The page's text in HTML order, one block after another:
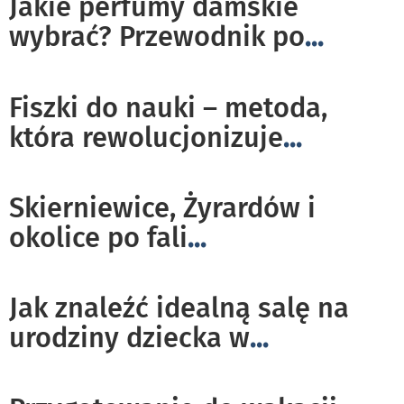
Jakie perfumy damskie
wybrać? Przewodnik po...
Fiszki do nauki – metoda,
która rewolucjonizuje...
Skierniewice, Żyrardów i
okolice po fali...
Jak znaleźć idealną salę na
urodziny dziecka w...